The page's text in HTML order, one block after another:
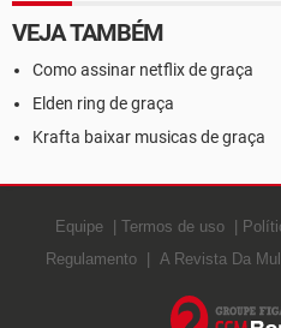
VEJA TAMBÉM
Como assinar netflix de graça
Elden ring de graça
Krafta baixar musicas de graça
Equipe Termos de uso
Regulamento
A Revista Da